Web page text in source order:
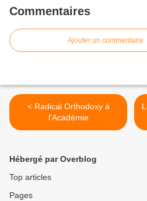
Commentaires
Ajouter un commentaire
< Radical Orthodoxy à
l'Académie
Hébergé par Overblog
Top articles
Pages